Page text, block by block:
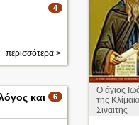
Ο άγιος
της
Σιναϊτης
4
περισσότερα >
6
και